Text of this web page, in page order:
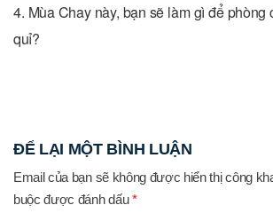
4. Mùa Chay này, bạn sẽ làm gì để phòng
quỉ?
ĐỂ LẠI MỘT BÌNH LUẬN
Email của bạn sẽ không được hiển thị công
buộc được đánh dấu*